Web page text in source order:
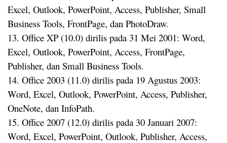
Excel, Outlook, PowerPoint, Access, Publisher, Small
Business Tools, FrontPage, dan PhotoDraw.
13. Office XP (10.0) dirilis pada 31 Mei 2001: Word,
Excel, Outlook, PowerPoint, Access, FrontPage,
Publisher, dan Small Business Tools.
14. Office 2003 (11.0) dirilis pada 19 Agustus 2003:
Word, Excel, Outlook, PowerPoint, Access, Publisher,
OneNote, dan InfoPath.
15. Office 2007 (12.0) dirilis pada 30 Januari 2007:
Word, Excel, PowerPoint, Outlook, Publisher, Access,